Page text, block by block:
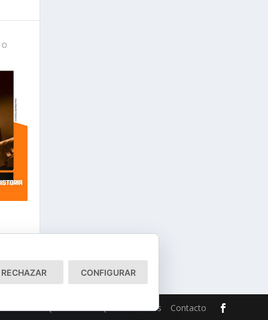
cookies Qué somos Quiénes somos Contacto
RECHAZAR CONFIGURAR